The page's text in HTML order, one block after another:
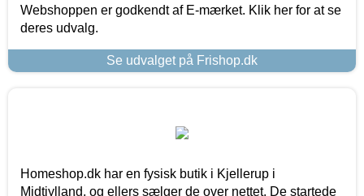
Webshoppen er godkendt af E-mærket. Klik her for at se
deres udvalg.
Se udvalget på Frishop.dk
Homeshop.dk har en fysisk butik i Kjellerup i
Midtjylland, og ellers sælger de over nettet. De startede